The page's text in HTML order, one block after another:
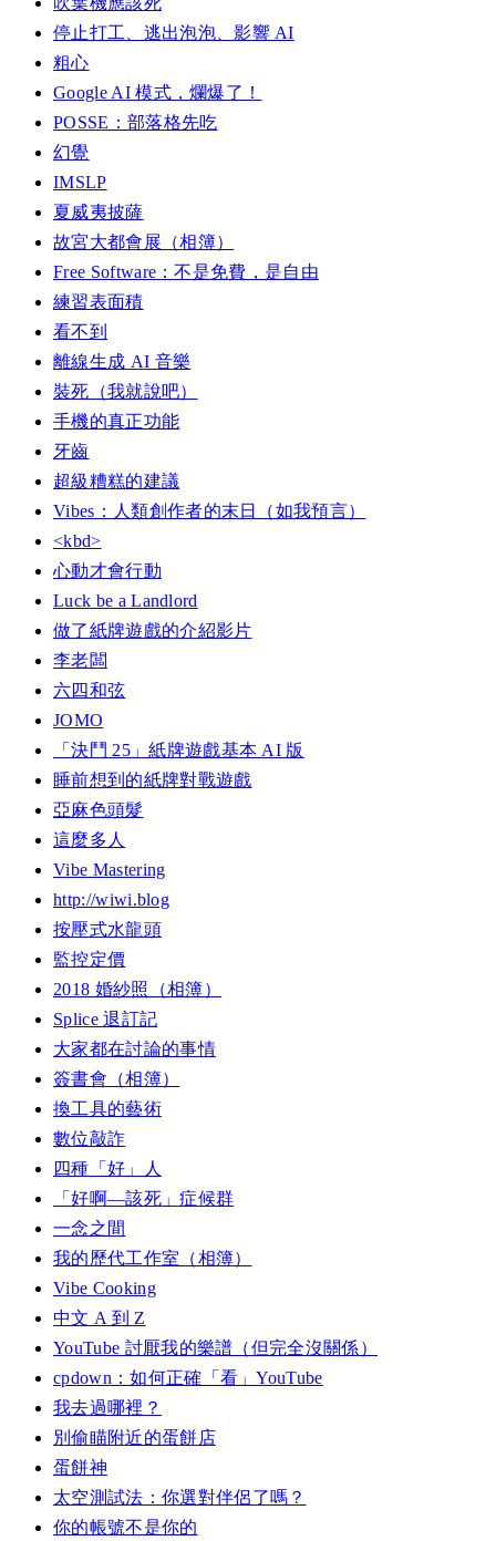
停止打工、逃出泡泡、影響 AI
粗心
Google AI 模式，爛爆了！
POSSE：部落格先吃
幻覺
IMSLP
夏威夷披薩
故宮大都會展（相簿）
Free Software：不是免費，是自由
練習表面積
看不到
離線生成 AI 音樂
裝死（我就說吧）
手機的真正功能
牙齒
超級糟糕的建議
Vibes：人類創作者的末日（如我預言）
<kbd>
心動才會行動
Luck be a Landlord
做了紙牌遊戲的介紹影片
李老闆
六四和弦
JOMO
「決鬥 25」紙牌遊戲基本 AI 版
睡前想到的紙牌對戰遊戲
亞麻色頭髮
這麼多人
Vibe Mastering
http://wiwi.blog
按壓式水龍頭
監控定價
2018 婚紗照（相簿）
Splice 退訂記
大家都在討論的事情
簽書會（相簿）
換工具的藝術
數位敲詐
四種「好」人
「好啊—該死」症候群
一念之間
我的歷代工作室（相簿）
Vibe Cooking
中文 A 到 Z
YouTube 討厭我的樂譜（但完全沒關係）
cpdown：如何正確「看」YouTube
我去過哪裡？
別偷瞄附近的蛋餅店
蛋餅神
太空測試法：你選對伴侶了嗎？
你的帳號不是你的